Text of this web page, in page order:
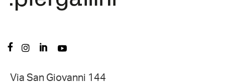
Via San Giovanni 144